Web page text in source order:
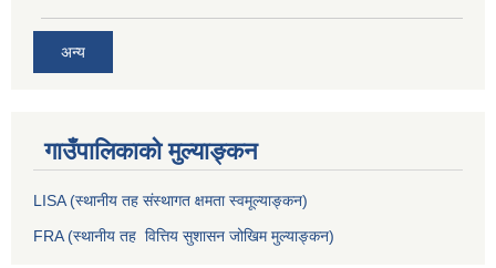
अन्य
गाउँपालिकाको मुल्याङ्कन
LISA (स्थानीय तह संस्थागत क्षमता स्वमूल्याङ्कन)
FRA (स्थानीय तह वित्तिय सुशासन जोखिम मुल्याङ्कन)